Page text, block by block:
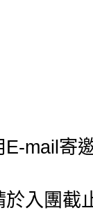
mail寄
入團截